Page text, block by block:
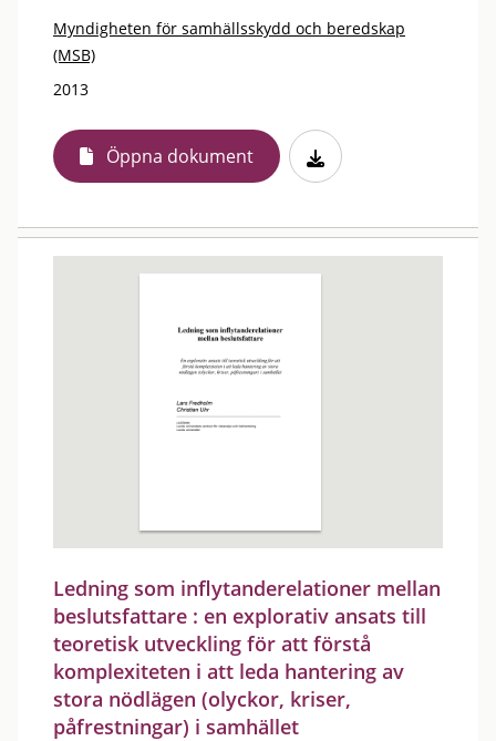
Myndigheten för samhällsskydd och beredskap
(MSB)
2013
Öppna dokument
Ledning som inflytanderelationer mellan
beslutsfattare : en explorativ ansats till
teoretisk utveckling för att förstå
komplexiteten i att leda hantering av
stora nödlägen (olyckor, kriser,
påfrestningar) i samhället